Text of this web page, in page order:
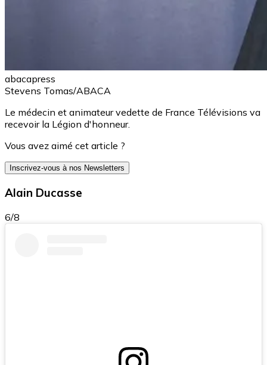
abacapress
Stevens Tomas/ABACA
Le médecin et animateur vedette de France Télévisions va
recevoir la Légion d'honneur.
Vous avez aimé cet article ?
Inscrivez-vous à nos Newsletters
Alain Ducasse
6/8